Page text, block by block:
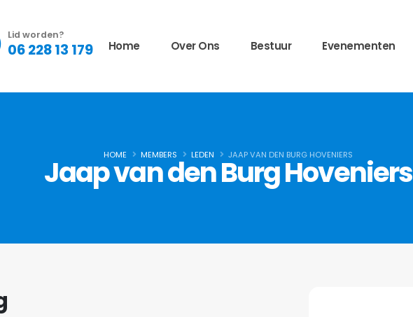
Lid worden?
06 228 13 179 Home Over Ons Bestuur Evenementen
HOME MEMBERS LEDEN JAAP VAN DEN BURG HOVENIERS
Jaap van den Burg Hoveniers